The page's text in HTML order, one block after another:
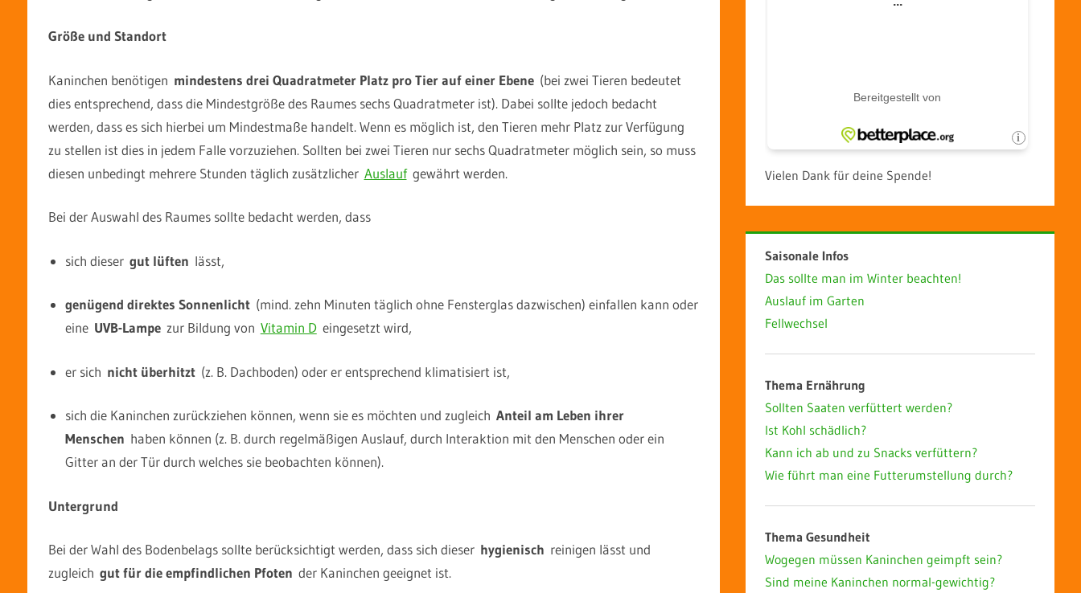
Größe und Standort
Kaninchen benötigen mindestens drei Quadratmeter Platz pro Tier auf einer Ebene(bei zwei Tieren bedeutet
dies entsprechend, dass die Mindestgröße des Raumes sechs Quadratmeter ist). Dabei sollte jedoch bedacht
werden, dass es sich hierbei um Mindestmaße handelt. Wenn es möglich ist, den Tieren mehr Platz zur Verfügung
zu stellen ist dies in jedem Falle vorzuziehen. Sollten bei zwei Tieren nur sechs Quadratmeter möglich sein, so muss
diesen unbedingt mehrere Stunden täglich zusätzlicher Auslaufgewährt werden.
Bei der Auswahl des Raumes sollte bedacht werden, dass
sich dieser gut lüften lässt,
genügend direktes Sonnenlicht(mind. zehn Minuten täglich ohne Fensterglas dazwischen) einfallen kann oder
eine UVB-Lampezur Bildung von Vitamin Deingesetzt wird,
er sich nicht überhitzt(z. B. Dachboden) oder er entsprechend klimatisiert ist,
sich die Kaninchen zurückziehen können, wenn sie es möchten und zugleich Anteil am Leben ihrer
Menschen haben können (z. B. durch regelmäßigen Auslauf, durch Interaktion mit den Menschen oder ein
Gitter an der Tür durch welches sie beobachten können).
Untergrund
Bei der Wahl des Bodenbelags sollte berücksichtigt werden, dass sich dieser hygienisch reinigen lässt und
zugleich gut für die empfindlichen Pfoten der Kaninchen geeignet ist.
Vielen Dank für deine Spende!
Saisonale Infos
Das sollte man im Winter beachten!
Auslauf im Garten
Fellwechsel
Thema Ernährung
Sollten Saaten verfüttert werden?
Ist Kohl schädlich?
Kann ich ab und zu Snacks verfüttern?
Wie führt man eine Futterumstellung durch?
Thema Gesundheit
Wogegen müssen Kaninchen geimpft sein?
Sind meine Kaninchen normal-gewichtig?